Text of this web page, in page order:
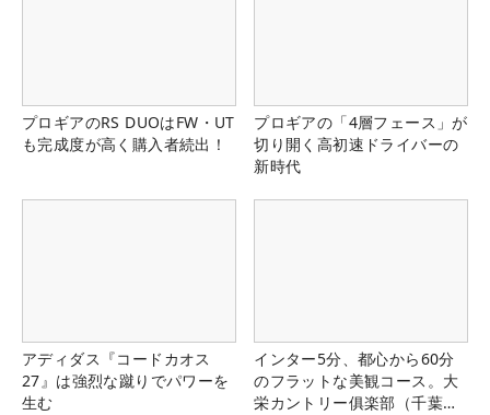
プロギアのRS DUOはFW・UT
も完成度が高く購入者続出！
プロギアの「4層フェース」が
切り開く高初速ドライバーの
新時代
アディダス『コードカオス
27』は強烈な蹴りでパワーを
生む
インター5分、都心から60分
のフラットな美観コース。大
栄カントリー俱楽部（千葉